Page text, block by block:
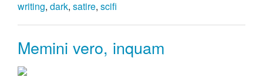
writing, dark, satire, scifi
Memini vero, inquam